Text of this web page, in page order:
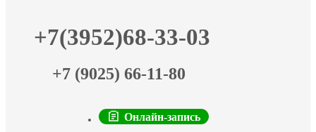
+7(3952)68-33-03
+7 (9025) 66-11-80
Онлайн-запись